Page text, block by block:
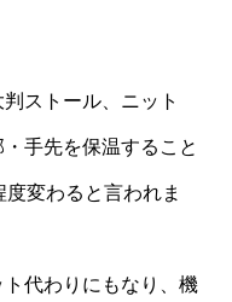
ストール、ニット
手先を保温すること
変わると言われま
代わりにもなり、機